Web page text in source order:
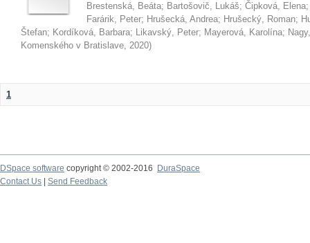
Brestenská, Beáta; Bartošovič, Lukáš; Čipková, Elena
Farárik, Peter; Hrušecká, Andrea; Hrušecký, Roman;
Štefan; Kordíková, Barbara; Likavský, Peter; Mayerová, Karolína;
Komenského v Bratislave, 2020)
1
DSpace software copyright © 2002-2016
DuraSpace
Contact Us
Send Feedback